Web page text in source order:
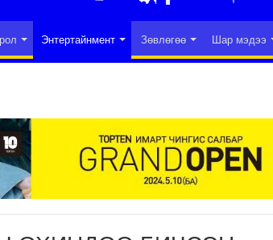
Энтертайнмент Зөвлөгөө Шар мэдээ